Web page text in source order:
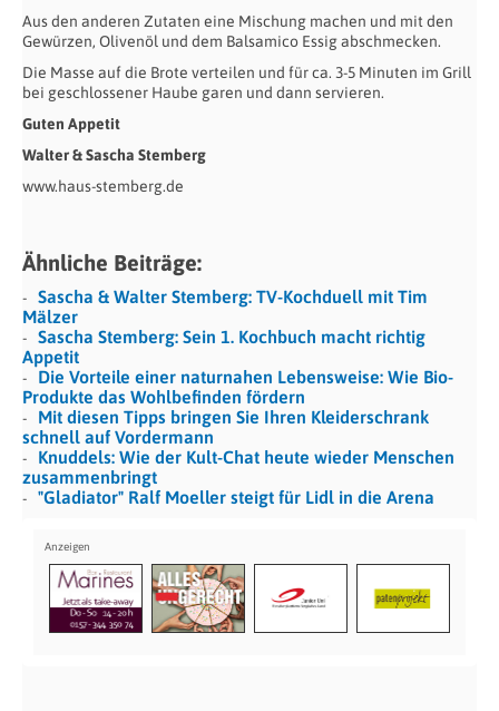
Aus den anderen Zutaten eine Mischung machen und mit den
Gewürzen, Olivenöl und dem Balsamico Essig abschmecken.
Die Masse auf die Brote verteilen und für ca. 3-5 Minuten im Grill
bei geschlossener Haube garen und dann servieren.
Guten Appetit
Walter & Sascha Stemberg
www.haus-stemberg.de
Ähnliche Beiträge:
Sascha & Walter Stemberg: TV-Kochduell mit Tim
Mälzer
Sascha Stemberg: Sein 1. Kochbuch macht richtig
Appetit
Die Vorteile einer naturnahen Lebensweise: Wie Bio-
Produkte das Wohlbefinden fördern
Mit diesen Tipps bringen Sie Ihren Kleiderschrank
schnell auf Vordermann
Knuddels: Wie der Kult-Chat heute wieder Menschen
zusammenbringt
"Gladiator" Ralf Moeller steigt für Lidl in die Arena